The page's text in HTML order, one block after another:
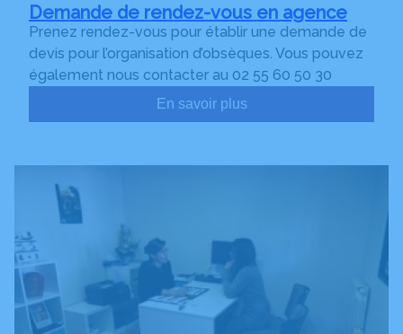
Demande de rendez-vous en agence
Prenez rendez-vous pour établir une demande de
devis pour l’organisation d’obsèques. Vous pouvez
également nous contacter au 02 55 60 50 30
En savoir plus